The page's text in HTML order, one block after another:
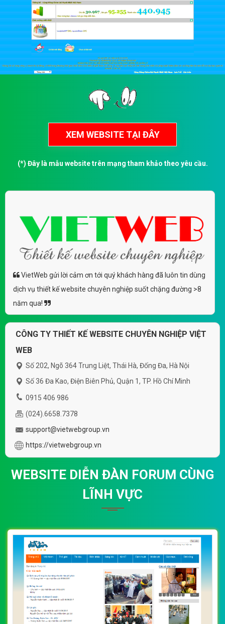
(*) Đây là mẫu website trên mạng tham khảo theo yêu cầu.
VietWeb gửi lời cảm ơn tới quý khách hàng đã luôn tin dùng
dịch vụ thiết kế website chuyên nghiệp suốt chặng đường >8
năm qua!
CÔNG TY THIẾT KẾ WEBSITE CHUYÊN NGHIỆP VIỆT
WEB
Số 202, Ngõ 364 Trung Liệt, Thái Hà, Đống Đa, Hà Nội
Số 36 Đa Kao, Điện Biên Phủ, Quận 1, TP. Hồ Chí Minh
0915 406 986
(024).6658.7378
support@vietwebgroup.vn
https://vietwebgroup.vn
WEBSITE DIỄN ĐÀN FORUM CÙNG
LĨNH VỰC